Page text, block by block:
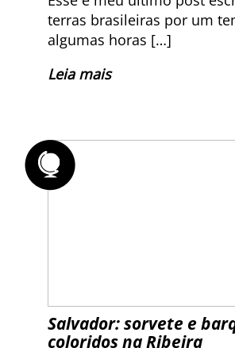
terras brasileiras por um
algumas horas […]
Leia mais
Salvador: sorvete e
coloridos na Ribeira